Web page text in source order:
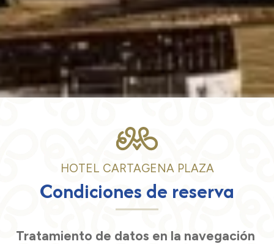
HOTEL CARTAGENA PLAZA
Condiciones de reserva
Tratamiento de datos en la navegación